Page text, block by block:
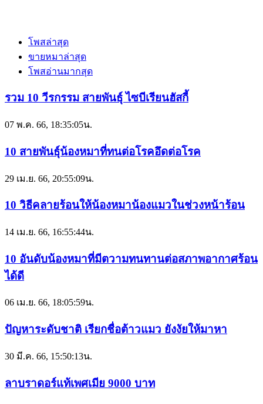
โพสล่าสุด
ขายหมาล่าสุด
โพสอ่านมากสุด
รวม 10 วีรกรรม สายพันธุ์ ไซบีเรียนฮัสกี้
07 พ.ค. 66, 18:35:05น.
10 สายพันธุ์น้องหมาที่ทนต่อโรคอึดต่อโรค
29 เม.ย. 66, 20:55:09น.
10 วิธีคลายร้อนให้น้องหมาน้องแมวในช่วงหน้าร้อน
14 เม.ย. 66, 16:55:44น.
10 อันดับน้องหมาที่มีตวามทนทานต่อสภาพอากาศร้อน
ได้ดี
06 เม.ย. 66, 18:05:59น.
ปัญหาระดับชาติ เรียกชื่อต้าวแมว ยังงัยให้มาหา
30 มี.ค. 66, 15:50:13น.
ลาบราดอร์แท้เพศเมีย 9000 บาท